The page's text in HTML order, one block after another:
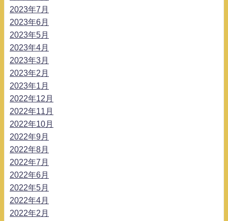
2023年7月
2023年6月
2023年5月
2023年4月
2023年3月
2023年2月
2023年1月
2022年12月
2022年11月
2022年10月
2022年9月
2022年8月
2022年7月
2022年6月
2022年5月
2022年4月
2022年2月